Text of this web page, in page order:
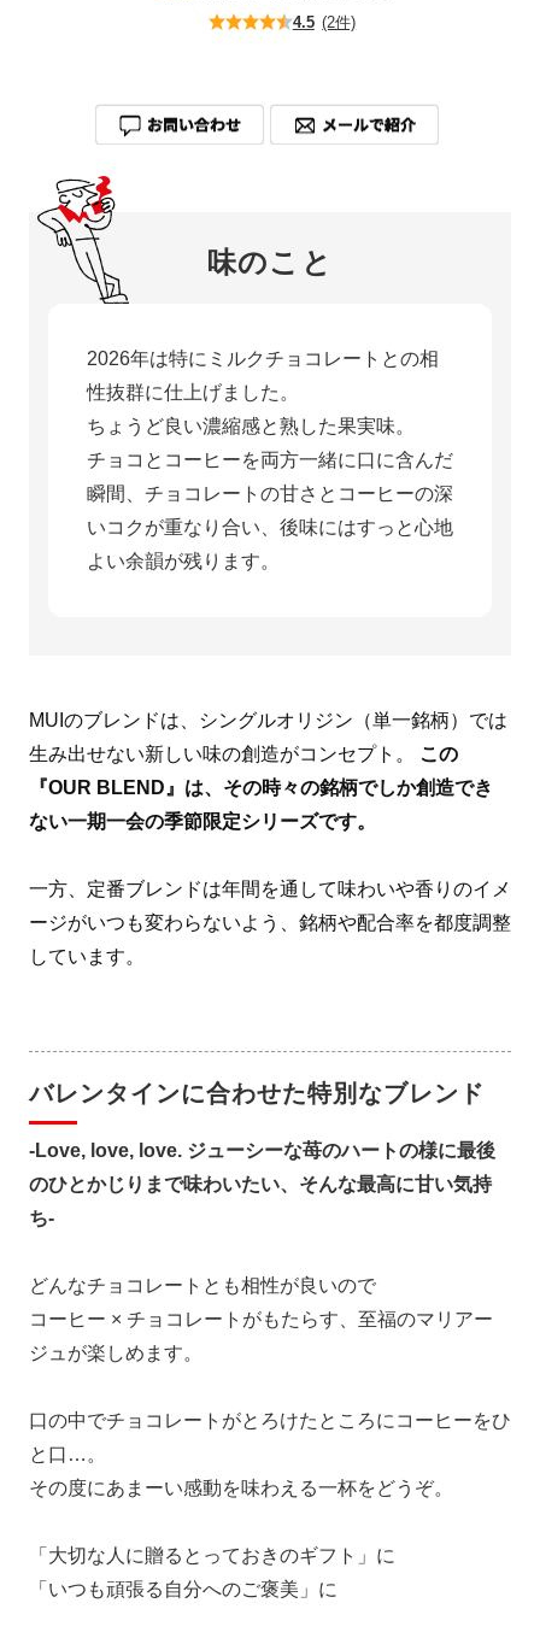
4.5 (2件)
味のこと
2026年は特にミルクチョコレートとの相
性抜群に仕上げました。
ちょうど良い濃縮感と熟した果実味。
チョコとコーヒーを両方一緒に口に含んだ
瞬間、チョコレートの甘さとコーヒーの深
いコクが重なり合い、後味にはすっと心地
よい余韻が残ります。
MUIのブレンドは、シングルオリジン（単一銘柄）では
生み出せない新しい味の創造がコンセプト。
この
『OUR BLEND』は、その時々の銘柄でしか創造でき
ない一期一会の季節限定シリーズです。
一方、定番ブレンドは年間を通して味わいや香りのイメ
ージがいつも変わらないよう、銘柄や配合率を都度調整
しています。
バレンタインに合わせた特別なブレンド
-Love, love, love. ジューシーな苺のハートの様に最後
のひとかじりまで味わいたい、そんな最高に甘い気持
ち-
どんなチョコレートとも相性が良いので
コーヒー × チョコレートがもたらす、至福のマリアー
ジュが楽しめます。
口の中でチョコレートがとろけたところにコーヒーをひ
と口…。
その度にあまーい感動を味わえる一杯をどうぞ。
「大切な人に贈るとっておきのギフト」に
「いつも頑張る自分へのご褒美」に